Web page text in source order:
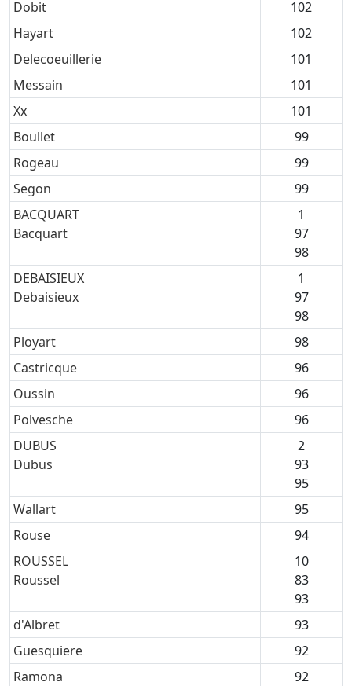
Dobit
102
Hayart
102
Delecoeuillerie
101
Messain
101
Xx
101
Boullet
99
Rogeau
99
Segon
99
BACQUART
Bacquart
1
97
98
DEBAISIEUX
Debaisieux
1
97
98
Ployart
98
Castricque
96
Oussin
96
Polvesche
96
DUBUS
Dubus
2
93
95
Wallart
95
Rouse
94
ROUSSEL
Roussel
10
83
93
d'Albret
93
Guesquiere
92
Ramona
92